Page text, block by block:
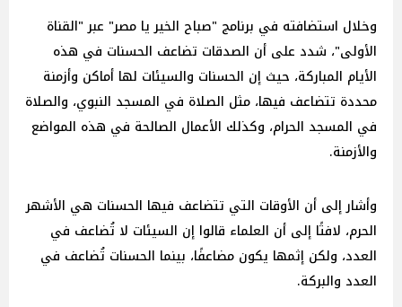
وخلال استضافته في برنامج "صباح الخير يا مصر" عبر "القناة
الأولى"، شدد على أن الصدقات تضاعف الحسنات في هذه
الأيام المباركة، حيث إن الحسنات والسيئات لها أماكن وأزمنة
محددة تتضاعف فيها، مثل الصلاة في المسجد النبوي، والصلاة
في المسجد الحرام، وكذلك الأعمال الصالحة في هذه المواضع
والأزمنة.
وأشار إلى أن الأوقات التي تتضاعف فيها الحسنات هي الأشهر
الحرم، لافتًا إلى أن العلماء قالوا إن السيئات لا تُضاعف في
العدد، ولكن إثمها يكون مضاعفًا، بينما الحسنات تُضاعف في
العدد والبركة.